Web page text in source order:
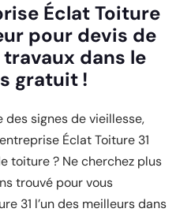
Éclat Toiture
pour devis de
dans le
gratuit !
signes de vieillesse,
Éclat Toiture 31
toiture ? Ne cherchez plus
trouvé pour vous
31 l’un des meilleurs dans